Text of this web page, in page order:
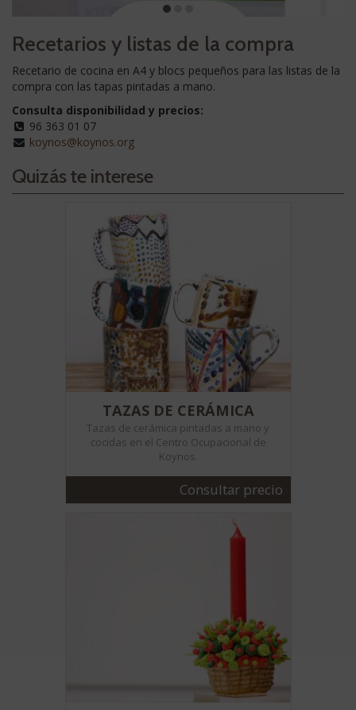
Recetarios y listas de la compra
Recetario de cocina en A4 y blocs pequeños para las listas de la
compra con las tapas pintadas a mano.
Consulta disponibilidad y precios:
96 363 01 07
koynos@koynos.org
Quizás te interese
TAZAS DE CERÁMICA
Tazas de cerámica pintadas a mano y
cocidas en el Centro Ocupacional de
Koynos.
Consultar precio